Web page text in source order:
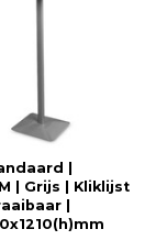
|
| Grijs | Kliklijst
|